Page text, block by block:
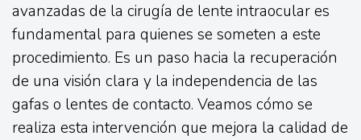
avanzadas de la cirugía de lente intraocular es
fundamental para quienes se someten a este
procedimiento. Es un paso hacia la recuperación
de una visión clara y la independencia de las
gafas o lentes de contacto. Veamos cómo se
realiza esta intervención que mejora la calidad de